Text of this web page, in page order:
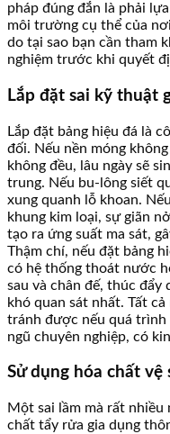
pháp đúng đắn là phải
môi trường cụ thể của
do tại sao bạn cần tham
nghiệm trước khi quyết
Lắp đặt sai kỹ thuật
Lắp đặt bảng hiệu đá là
đối. Nếu nền móng
không đều, lâu ngày sẽ
trung. Nếu bu-lông siết
xung quanh lỗ khoan.
khung kim loại, sự giãn
tạo ra ứng suất ma sát,
Thậm chí, nếu đặt bảng
có hệ thống thoát nước
sau và chân đế, thúc
khó quan sát nhất. Tất
tránh được nếu quá
ngũ chuyên nghiệp, có
Sử dụng hóa chất
Một sai lầm mà rất nhiều
chất tẩy rửa gia dụng